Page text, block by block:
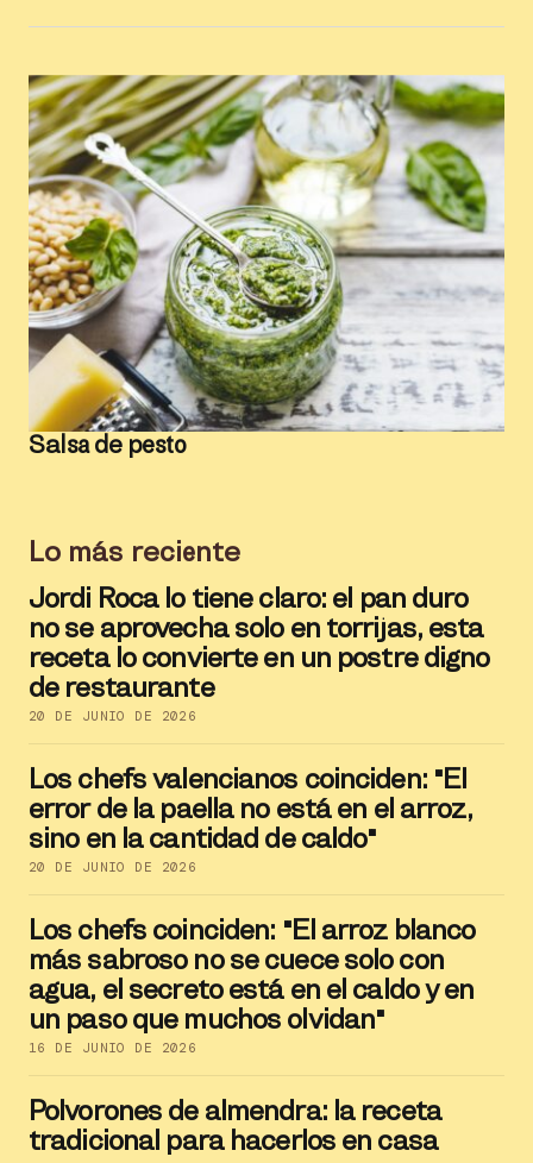
Salsa de pesto
Lo más reciente
Jordi Roca lo tiene claro: el pan duro
no se aprovecha solo en torrijas, esta
receta lo convierte en un postre digno
de restaurante
20 DE JUNIO DE 2026
Los chefs valencianos coinciden: "El
error de la paella no está en el arroz,
sino en la cantidad de caldo"
20 DE JUNIO DE 2026
Los chefs coinciden: "El arroz blanco
más sabroso no se cuece solo con
agua, el secreto está en el caldo y en
un paso que muchos olvidan"
16 DE JUNIO DE 2026
Polvorones de almendra: la receta
tradicional para hacerlos en casa